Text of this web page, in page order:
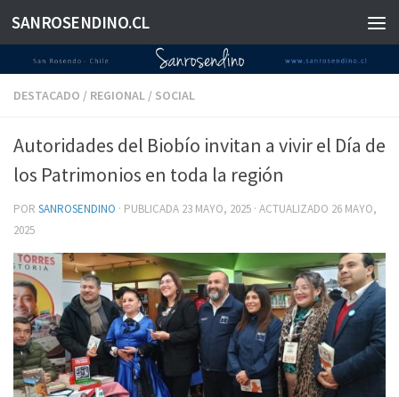
Saltar al contenido
SANROSENDINO.CL
DESTACADO / REGIONAL / SOCIAL
Autoridades del Biobío invitan a vivir el Día de
los Patrimonios en toda la región
POR SANROSENDINO · PUBLICADA 23 MAYO, 2025 · ACTUALIZADO 26 MAYO,
2025